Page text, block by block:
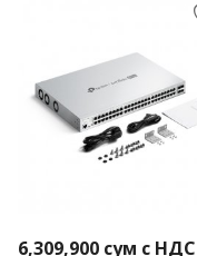
6,309,900 сум с НДС